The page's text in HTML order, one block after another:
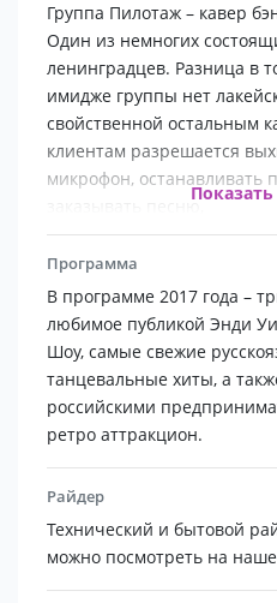
Группа Пилотаж – кавер
Один из немногих
ленинградцев. Разница в
имидже группы нет
свойственной остальным
клиентам разрешается
микрофон, останавливать
заказывать песню,
выкрикивая её название
Глядя на Пилотаж вы
профи, с чувством
любовью к выбранной
Программа
В программе 2017 года –
любимое публикой Энди
Шоу, самые свежие
танцевальные хиты, а
российскими
ретро аттракцион.
Райдер
Технический и бытовой
можно посмотреть на